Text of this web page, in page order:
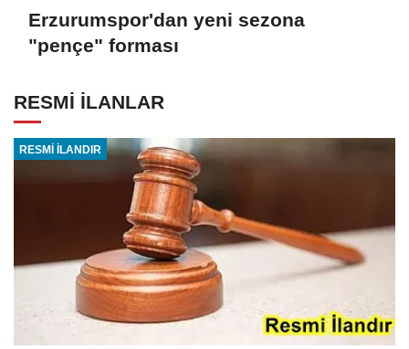
Erzurumspor'dan yeni sezona
"pençe" forması
RESMİ İLANLAR
RESMİ İLANDIR